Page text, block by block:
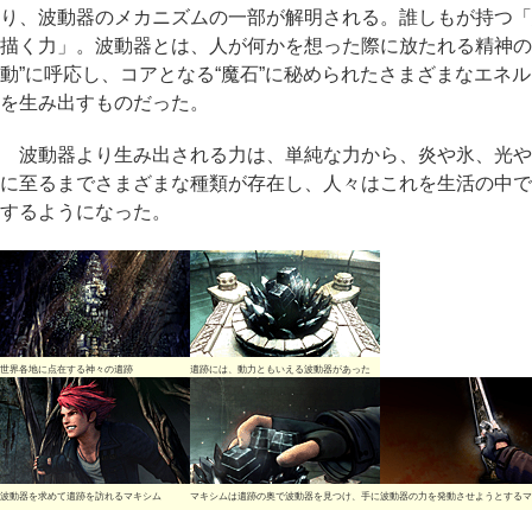
り、波動器のメカニズムの一部が解明される。誰しもが持つ
描く力」。波動器とは、人が何かを想った際に放たれる精神の
動”に呼応し、コアとなる“魔石”に秘められたさまざまなエネ
を生み出すものだった。
波動器より生み出される力は、単純な力から、炎や氷、光
に至るまでさまざまな種類が存在し、人々はこれを生活の中
するようになった。
世界各地に点在する神々の遺跡 遺跡には、動力ともいえる波動器があった
波動器を求めて遺跡を訪れるマキシム
マキシムは遺跡の奥で波動器を見つけ、手に波動器の力を発動させようとする